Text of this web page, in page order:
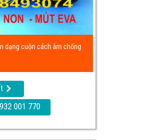
dạng cuộn cách âm chống
001 770